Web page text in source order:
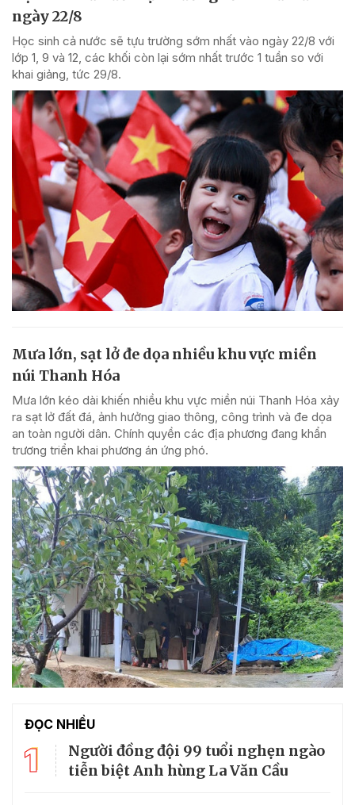
ngày 22/8
Học sinh cả nước sẽ tựu trường sớm nhất vào ngày 22/8 với
lớp 1, 9 và 12, các khối còn lại sớm nhất trước 1 tuần so với
khai giảng, tức 29/8.
Mưa lớn, sạt lở đe dọa nhiều khu vực miền
núi Thanh Hóa
Mưa lớn kéo dài khiến nhiều khu vực miền núi Thanh Hóa xảy
ra sạt lở đất đá, ảnh hưởng giao thông, công trình và đe dọa
an toàn người dân. Chính quyền các địa phương đang khẩn
trương triển khai phương án ứng phó.
ĐỌC NHIỀU
1
Người đồng đội 99 tuổi nghẹn ngào
tiễn biệt Anh hùng La Văn Cầu